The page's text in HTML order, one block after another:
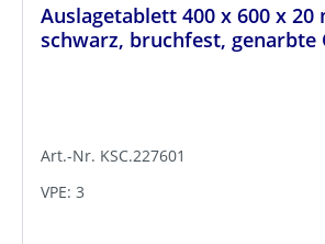
Auslagetablett 400 x 600 x 20
schwarz, bruchfest, genarbte
Art.-Nr. KSC.227601
VPE: 3